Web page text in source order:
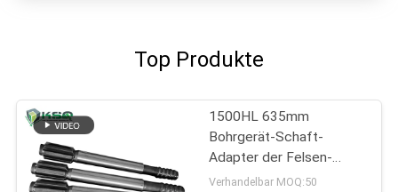
Top Produkte
1500HL 635mm
Bohrgerät-Schaft-
Adapter der Felsen-
Bohrgerät-635mm
Verhandelbar MOQ:50